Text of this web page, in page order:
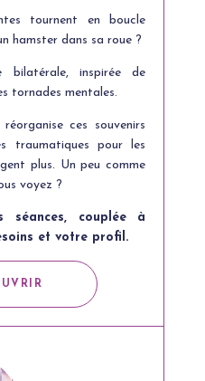
tournent en boucle
hamster dans sa roue ?
bilatérale, inspirée de
tornades mentales.
ces souvenirs
traumatiques pour les
plus. Un peu comme
voyez ?
séances, couplée à
et votre profil.